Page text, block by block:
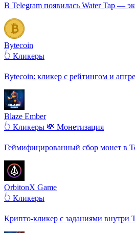
В Telegram появилась Water Tap —
Bytecoin
👆 Кликеры
Bytecoin: кликер с рейтингом и
Blaze Ember
👆 Кликеры 💸 Монетизация
Геймифицированный сбор монет в
OrbitonX Game
👆 Кликеры
Крипто-кликер с заданиями внутри